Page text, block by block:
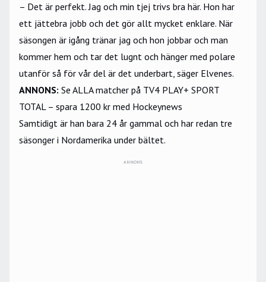
– Det är perfekt. Jag och min tjej trivs bra här. Hon har
ett jättebra jobb och det gör allt mycket enklare. När
säsongen är igång tränar jag och hon jobbar och man
kommer hem och tar det lugnt och hänger med polare
utanför så för vår del är det underbart, säger Elvenes.
ANNONS: Se ALLA matcher på TV4 PLAY+ SPORT
TOTAL – spara 1200 kr med Hockeynews
Samtidigt är han bara 24 år gammal och har redan tre
säsonger i Nordamerika under bältet.
ANNONS